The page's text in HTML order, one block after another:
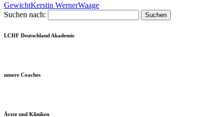
GewichtKerstin WernerWaage
Suchen nach:
LCHF Deutschland Akademie
unsere Coaches
Ärzte und Kliniken